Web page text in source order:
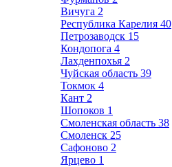
Вичуга 2
Республика Карелия 40
Петрозаводск 15
Кондопога 4
Лахденпохья 2
Чуйская область 39
Токмок 4
Кант 2
Шопоков 1
Смоленская область 38
Смоленск 25
Сафоново 2
Ярцево 1